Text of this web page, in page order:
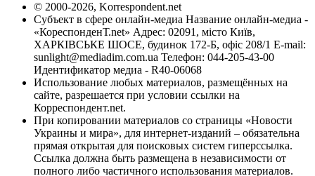
© 2000-2026, Korrespondent.net
Субъект в сфере онлайн-медиа Название онлайн-медиа -
«КореспонденТ.net» Адрес: 02091, місто Київ,
ХАРКІВСЬКЕ ШОСЕ, будинок 172-Б, офіс 208/1 E-mail:
sunlight@mediadim.com.ua Телефон: 044-205-43-00
Идентификатор медиа - R40-06068
Использование любых материалов, размещённых на
сайте, разрешается при условии ссылки на
Корреспондент.net.
При копировании материалов со страницы «Новости
Украины и мира», для интернет-изданий – обязательна
прямая открытая для поисковых систем гиперссылка.
Ссылка должна быть размещена в независимости от
полного либо частичного использования материалов.